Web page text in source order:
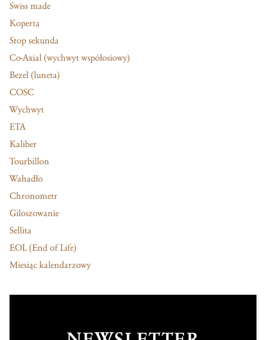
Swiss made
Koperta
Stop sekunda
Co-Axial (wychwyt współosiowy)
Bezel (luneta)
COSC
Wychwyt
ETA
Kaliber
Tourbillon
Wahadło
Chronometr
Giloszowanie
Sellita
EOL (End of Life)
Miesiąc kalendarzowy